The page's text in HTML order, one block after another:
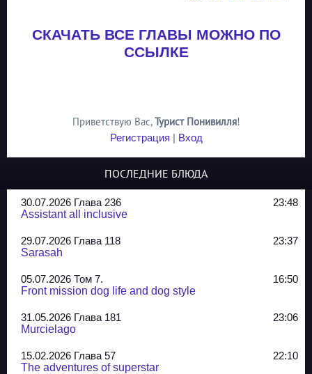
СКАЧАТЬ ВСЕ ГЛАВЫ МОЖНО ПО
ССЫЛКЕ
Приветствую Вас,Турист Понивилля!
Регистрация | Вход
ПОСЛЕДНИЕ БЛЮДА
30.07.2026 Глава 236
23:48
Assistant all inclusive
29.07.2026 Глава 118
23:37
Sarasah
05.07.2026 Том 7.
16:50
Front mission dog life and dog style
31.05.2026 Глава 181
23:06
Murcielago
15.02.2026 Глава 57
22:10
The adventures of superstar